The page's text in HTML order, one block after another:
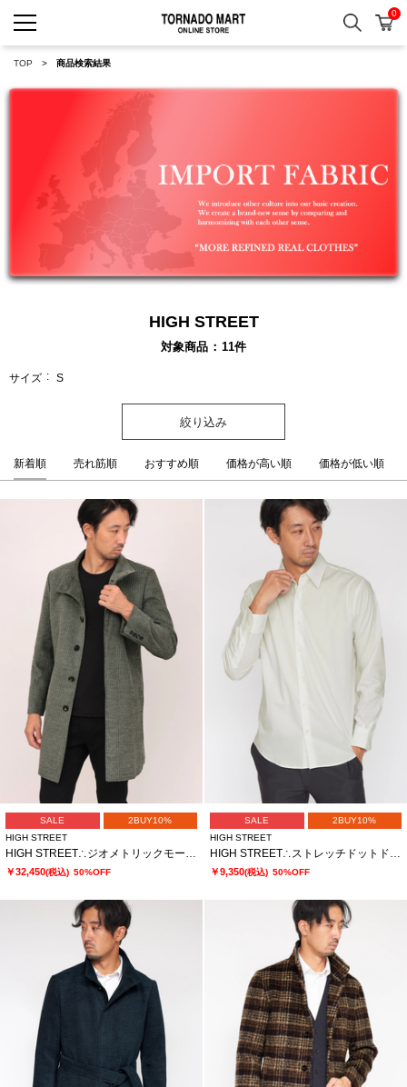
検索 カ
0
TOP 商品検索結果
HIGH STREET
対象商品 11件
サイズ S
絞り込み
新着順 売れ筋順 おすすめ順 価格が高い順 価格が低い順
SALE
2BUY10%
HIGH STREET
￥32,450(税込) 50%OFF
SALE
2BUY10%
HIGH STREET
￥9,350(税込) 50%OFF